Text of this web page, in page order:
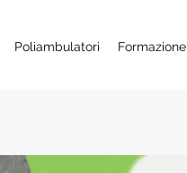
Poliambulatori Formazione